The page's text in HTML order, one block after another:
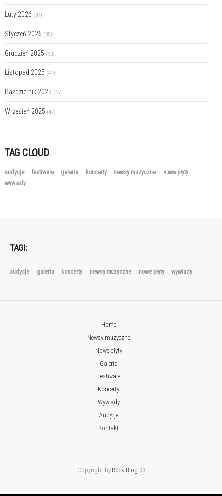
Luty 2026 (37)
Styczeń 2026 (35)
Grudzień 2025 (30)
Listopad 2025 (41)
Październik 2025 (56)
Wrzesień 2025 (47)
TAG CLOUD
audycje festiwale galeria koncerty newsy muzyczne
nowe płyty
wywiady
TAGI:
audycje galeria koncerty newsy muzyczne nowe płyty wywiady
Home
Newsy muzyczne
Nowe płyty
Galeria
Festiwale
Koncerty
Wywiady
Audycje
Kontakt
Copyright by Rock Blog 33